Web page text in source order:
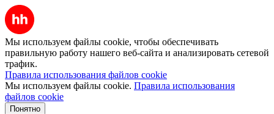
Мы используем файлы cookie, чтобы обеспечивать
правильную работу нашего веб-сайта и анализировать сетевой
трафик.
Правила использования файлов cookie
Мы используем файлы cookie. Правила использования
файлов cookie
Понятно